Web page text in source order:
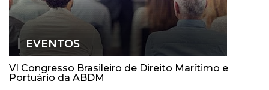
EVENTOS
VI Congresso Brasileiro de Direito Marítimo e
Portuário da ABDM